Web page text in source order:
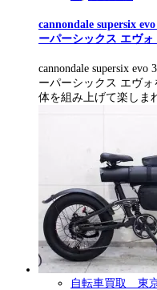
cannondale supersix
ーパーシックス エヴォ
cannondale supersix
ーパーシックス エヴ
体を組み上げて楽しま
自転車買取 東